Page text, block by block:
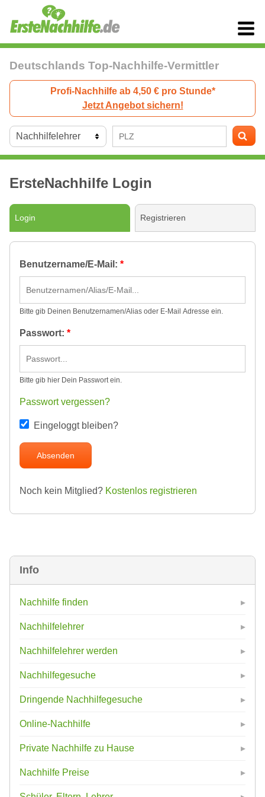
Deutschlands Top-Nachhilfe-Vermittler
Profi-Nachhilfe ab 4,50 € pro Stunde*
Jetzt Angebot sichern!
Info
Nachhilfe finden
Nachhilfelehrer
Nachhilfelehrer werden
Nachhilfegesuche
Dringende Nachhilfegesuche
Online-Nachhilfe
Private Nachhilfe zu Hause
Nachhilfe Preise
ErsteNachhilfe Login
Login Registrieren
Benutzername/E-Mail: *
Bitte gib Deinen Benutzernamen/Alias oder E-Mail Adresse ein.
Passwort: *
Bitte gib hier Dein Passwort ein.
Passwort vergessen?
Eingeloggt bleiben?
Noch kein Mitglied? Kostenlos registrieren